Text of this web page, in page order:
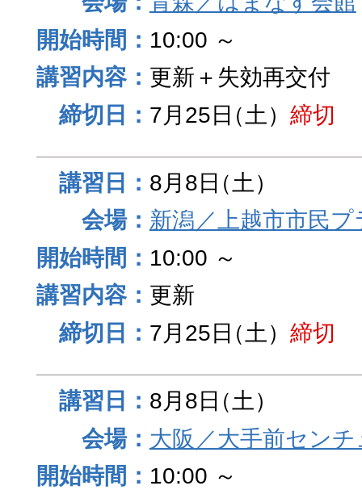
10:00 ～
更新＋失効再交付
7月25日（土） 締切
8月8日（土）
新潟／上越市市民プ
10:00 ～
更新
7月25日（土） 締切
8月8日（土）
大阪／大手前セン
10:00 ～